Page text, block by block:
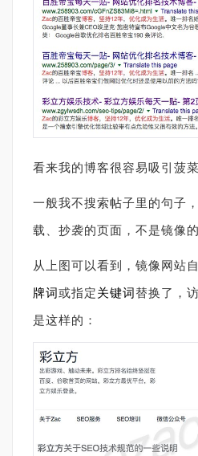
看来我的博客很容易吸引菠菜
一般我不搜索帖子里的句子
载、抄袭的页面，不是镜像的
从上图可以看到，镜像网站
牌词或指定关键词替换了，
是这样的：